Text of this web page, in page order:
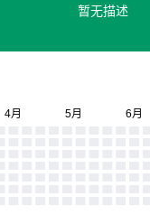
暂无描述